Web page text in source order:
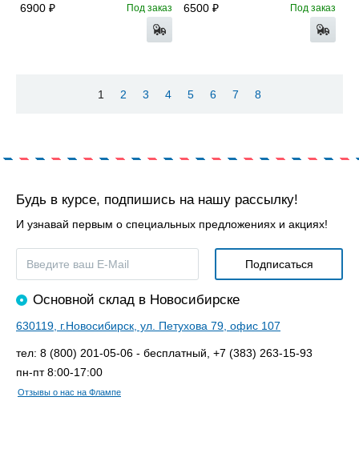
6900 Под заказ 6500 Под заказ
1 2 3 4 5 6 7 8
Будь в курсе, подпишись на нашу рассылку!
И узнавай первым о специальных предложениях и акциях!
Основной склад в Новосибирске
630119, г.Новосибирск, ул. Петухова 79, офис 107
тел: 8 (800) 201-05-06 - бесплатный, +7 (383) 263-15-93
пн-пт 8:00-17:00
Отзывы о нас на Флампе